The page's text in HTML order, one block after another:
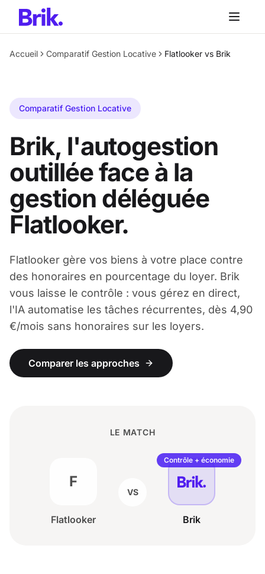
Aller au contenu principal
Accueil Comparatif Gestion Locative Flatlooker vs Brik
Comparatif Gestion Locative
Brik, l'autogestion
outillée face à la
gestion déléguée
Flatlooker.
Flatlooker gère vos biens à votre place contre
des honoraires en pourcentage du loyer. Brik
vous laisse le contrôle : vous gérez en direct,
l'IA automatise les tâches récurrentes, dès 4,90
€/mois sans honoraires sur les loyers.
Comparer les approches
LE MATCH
F
Flatlooker
VS
Brik
Contrôle + économie